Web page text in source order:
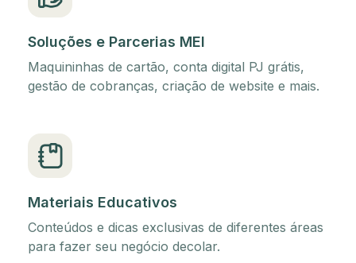
Soluções e Parcerias MEI
Maquininhas de cartão, conta digital PJ grátis,
gestão de cobranças, criação de website e mais.
Materiais Educativos
Conteúdos e dicas exclusivas de diferentes áreas
para fazer seu negócio decolar.